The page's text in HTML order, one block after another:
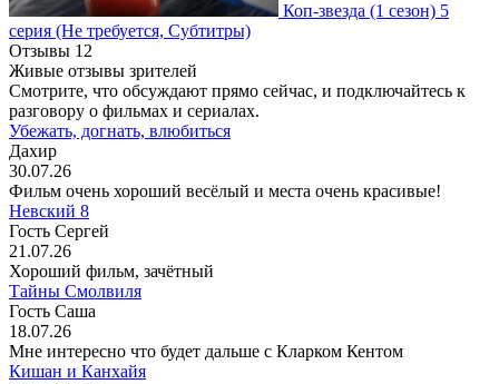
Коп-звезда (1 сезон) 5
серия (Не требуется, Субтитры)
Отзывы 12
Живые отзывы зрителей
Смотрите, что обсуждают прямо сейчас, и подключайтесь к
разговору о фильмах и сериалах.
Убежать, догнать, влюбиться
Дахир
30.07.26
Фильм очень хороший весёлый и места очень красивые!
Невский 8
Гость Сергей
21.07.26
Хороший фильм, зачётный
Тайны Смолвиля
Гость Саша
18.07.26
Мне интересно что будет дальше с Кларком Кентом
Кишан и Канхайя